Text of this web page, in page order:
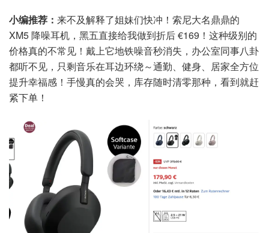
小编推荐： 来不及解释了姐妹们快冲！索尼大名鼎鼎的
XM5 降噪耳机，黑五直接给我做到折后 €169！这种级别的
价格真的不常见！戴上它地铁噪音秒消失，办公室同事八卦
都听不见，只剩音乐在耳边环绕～通勤、健身、居家全方位
提升幸福感！手慢真的会哭，库存随时清零那种，看到就赶
紧下单！